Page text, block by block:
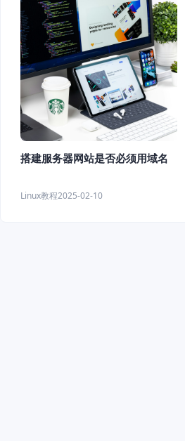
搭建服务器网站是否必须用域名
Linux教程2025-02-10